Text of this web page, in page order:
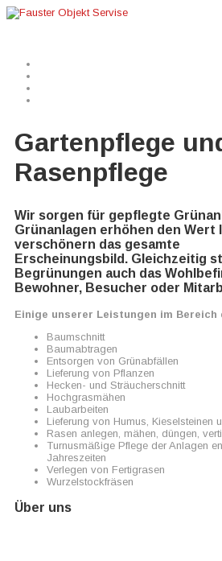
Gartenpflege
Rasenpflege
Wir sorgen für gepflegte
Grünanlagen erhöhen den Wert
verschönern das gesamte
Erscheinungsbild. Gleichzeitig
Begrünungen auch das
Bewohner, Besucher oder
Einige unserer Leistungen im Bereich
Baumschnitt
Baumabtragen
Entsorgen von Grünabfällen
Lieferung von Pflanzen
Hecken- und Sträucherschnitt
Hochgrasmähen
Laubarbeiten
Lieferung von Humus, Kieselsteinen
Rasen anlegen, mähen, düngen,
Turnusmäßige Pflege der Anlagen
Jahreszeiten
Verlegen von Fertigrasen
Wurzelstockfräsen
Über uns